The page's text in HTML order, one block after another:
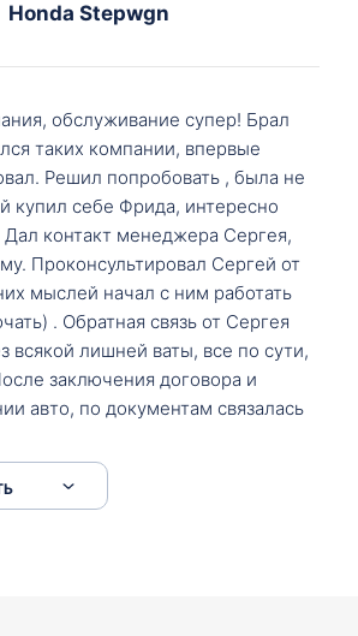
Honda Stepwgn
обслуживание супер! Брал
таких компании, впервые
Решил попробовать , была не
купил себе Фрида, интересно
Дал контакт менеджера Сергея,
Проконсультировал Сергей от
мыслей начал с ним работать
. Обратная связь от Сергея
всякой лишней ваты, все по сути,
заключения договора и
авто, по документам связалась
зайти, образцы и т.д. После
Меня тепло встретили Сергей с